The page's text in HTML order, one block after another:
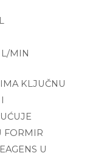
MIN
KLJUČNU
FORMIR
U